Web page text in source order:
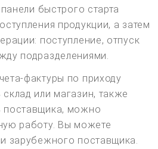
быстрого старта
продукции, а затем
поступление, отпуск
подразделениями.
фактуры по приходу
или магазин, также
поставщика, можно
работу. Вы можете
зарубежного поставщика.